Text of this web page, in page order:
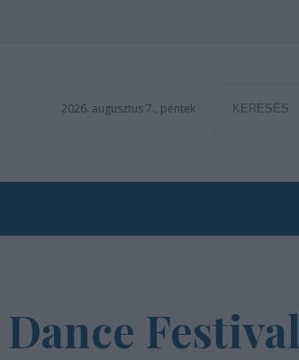
2026. augusztus 7., péntek
Festival